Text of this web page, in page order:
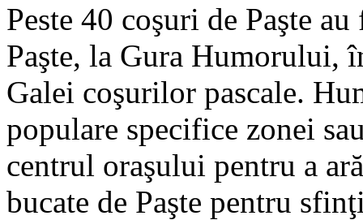
Peste 40 coşuri de Paşte
Paşte, la Gura Humorului,
Galei coşurilor pascale.
populare specifice zonei
centrul oraşului pentru a
bucate de Paşte pentru